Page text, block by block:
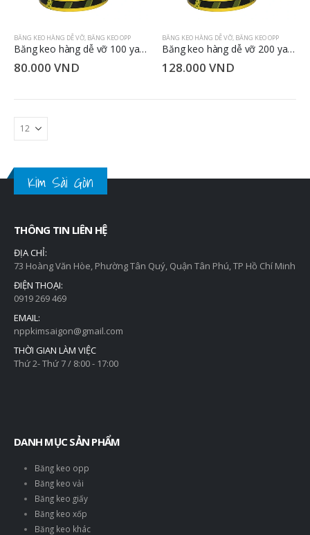
BĂNG KEO HÀNG DỄ VỠ, BĂNG KEO OPP
Băng keo hàng dễ vỡ 100 yard 1.2 kg 4.8cm
80.000 VND
BĂNG KEO HÀNG DỄ VỠ, BĂNG KEO OPP
Băng keo hàng dễ vỡ 200 yard 2 kg 4.8cm
128.000 VND
Kim Sài Gòn
THÔNG TIN LIÊN HỆ
ĐỊA CHỈ:
73 Hoàng Văn Hòe, Phường Tân Quý, Quận Tân Phú, TP Hồ Chí Minh
ĐIỆN THOẠI:
0919 269 469
EMAIL:
nppkimsaigon@gmail.com
THỜI GIAN LÀM VIỆC
Thứ 2- Thứ 7 / 8:00 - 17:00
DANH MỤC SẢN PHẨM
Băng keo opp
Băng keo vải
Băng keo giấy
Băng keo xốp
Băng keo khác